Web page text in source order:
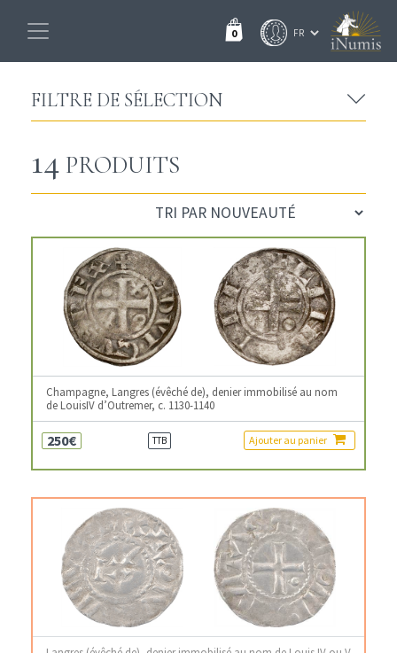
0
FILTRE DE SÉLECTION
14 PRODUITS
Champagne, Langres (évêché de), denier immobilisé au nom
de LouisIV d’Outremer, c. 1130-1140
250€ TTB Ajouter au panier